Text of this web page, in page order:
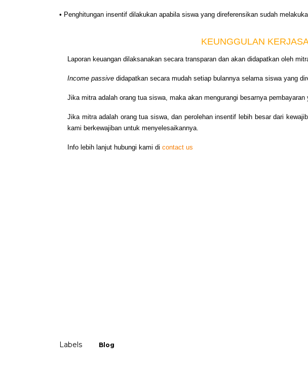
• Penghitungan insentif dilakukan apabila siswa yang direferensikan sudah
KEUNGGULAN
Laporan keuangan dilaksanakan secara transparan dan akan didapatkan oleh
Income passive didapatkan secara mudah setiap bulannya selama siswa yang
Jika mitra adalah orang tua siswa, maka akan mengurangi besarnya pembayaran
Jika mitra adalah orang tua siswa, dan perolehan insentif lebih besar dari
kami berkewajiban untuk menyelesaikannya.
Info lebih lanjut hubungi kami di contact us
Labels Blog